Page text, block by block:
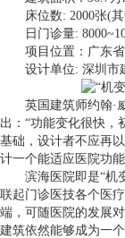
床位数: 2000张(其
日门诊量:
项目位置：广东省
设计单位: 深圳市建
英国建筑师约翰·威
出：“功能变化很快，
基础，设计者不应再
计一个能适应医院功能
滨海医院即是“机变
联起门诊医技各个医
端，可随医院的发展
建筑依然能够成为一